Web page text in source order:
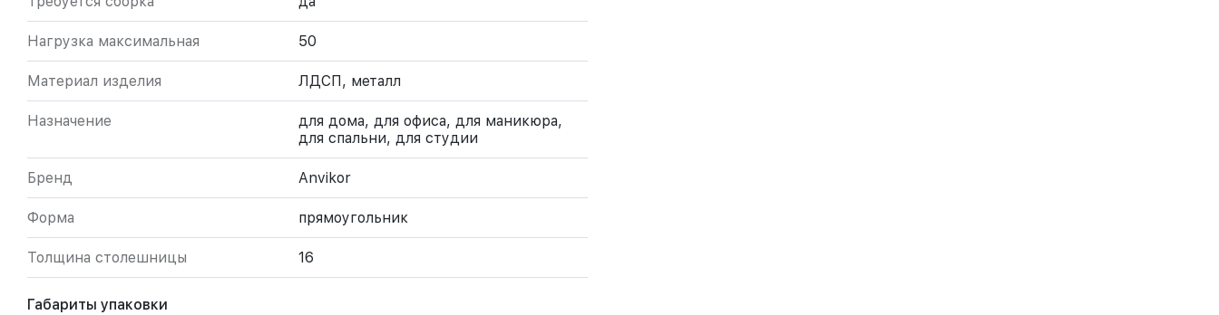
Нагрузка максимальная 50
Материал изделия ЛДСП, металл
Назначение
для дома, для офиса, для маникюра,
для спальни, для студии
Бренд Anvikor
Форма прямоугольник
Толщина столешницы 16
Габариты упаковки